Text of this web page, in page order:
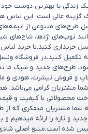
زندگی یا بهترین دوست
عالی است. این لباس
متنوعی از
توپ‌های اژدها، شاخ‌های
خریداری کنید.با خرید
تکمیل کنید.در فروشگاه
طرح‌های جدید و شیک ما
و فروش تیشرت، هودی و
مشتریان گرامی می‌باشد،
محصولاتی با کیفیت و
مشتریان متفکری که از
و تازه را ارائه
داشت. ما مفتخریم که فروشگاه ونسل در سال